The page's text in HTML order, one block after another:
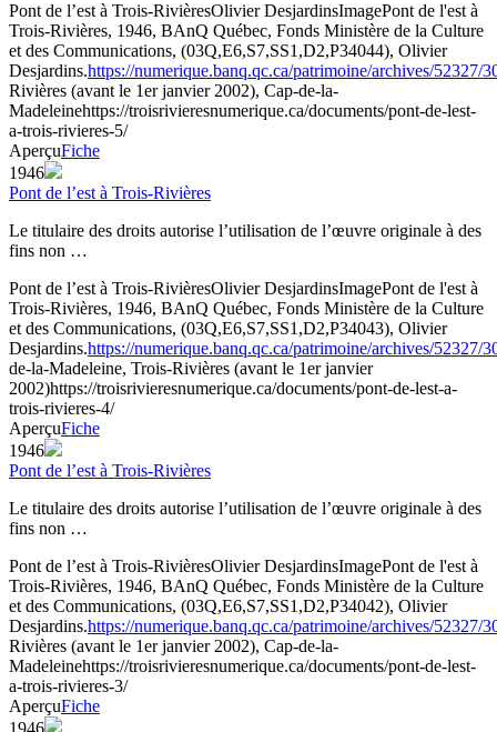
Pont de l’est à Trois-RivièresOlivier DesjardinsImagePont de l'est à
Trois-Rivières, 1946, BAnQ Québec, Fonds Ministère de la Culture
et des Communications, (03Q,E6,S7,SS1,D2,P34044), Olivier
Desjardins.https://numerique.banq.qc.ca/patrimoine/archives/52327/
Rivières (avant le 1er janvier 2002), Cap-de-la-
Madeleinehttps://troisrivieresnumerique.ca/documents/pont-de-lest-
a-trois-rivieres-5/
AperçuFiche
1946
Pont de l’est à Trois-Rivières
Le titulaire des droits autorise l’utilisation de l’œuvre originale à des
fins non …
Pont de l’est à Trois-RivièresOlivier DesjardinsImagePont de l'est à
Trois-Rivières, 1946, BAnQ Québec, Fonds Ministère de la Culture
et des Communications, (03Q,E6,S7,SS1,D2,P34043), Olivier
Desjardins.https://numerique.banq.qc.ca/patrimoine/archives/52327/
de-la-Madeleine, Trois-Rivières (avant le 1er janvier
2002)https://troisrivieresnumerique.ca/documents/pont-de-lest-a-
trois-rivieres-4/
AperçuFiche
1946
Pont de l’est à Trois-Rivières
Le titulaire des droits autorise l’utilisation de l’œuvre originale à des
fins non …
Pont de l’est à Trois-RivièresOlivier DesjardinsImagePont de l'est à
Trois-Rivières, 1946, BAnQ Québec, Fonds Ministère de la Culture
et des Communications, (03Q,E6,S7,SS1,D2,P34042), Olivier
Desjardins.https://numerique.banq.qc.ca/patrimoine/archives/52327/
Rivières (avant le 1er janvier 2002), Cap-de-la-
Madeleinehttps://troisrivieresnumerique.ca/documents/pont-de-lest-
a-trois-rivieres-3/
AperçuFiche